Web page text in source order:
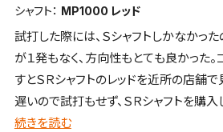
シャフト： MP1000 レッド
試打した際には、Ｓシャフトしかなかった
が１発もなく、方向性もとても良かった。
すとＳＲシャフトのレッドを近所の店舗で
遅いので試打もせず、ＳＲシャフトを購入
て、フックが連発。半年我慢して練習した
続きを読む